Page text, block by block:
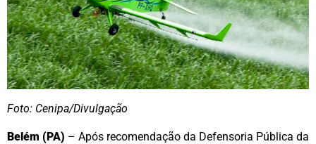
Foto: Cenipa/Divulgação
Belém (PA) – Após recomendação da Defensoria Pública da